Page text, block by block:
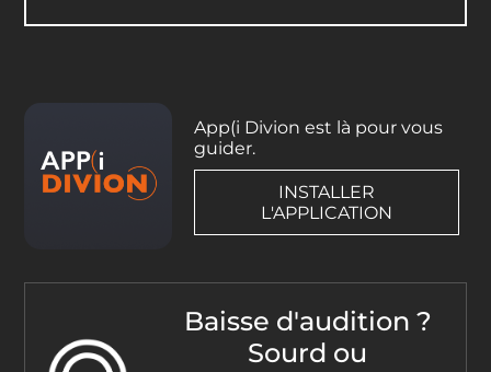
App(i Divion est là pour vous
guider.
INSTALLER
L'APPLICATION
Baisse d'audition ?
Sourd ou